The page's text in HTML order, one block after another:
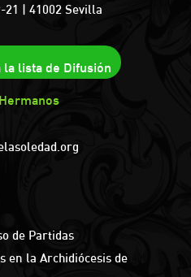
21 | 41002 Sevilla
lista de Difusión
de Partidas
en la Archidiócesis de